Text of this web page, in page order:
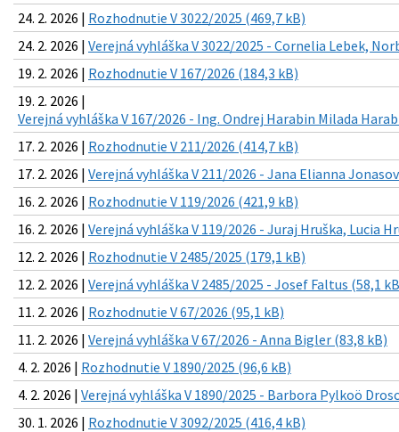
24. 2. 2026 | Rozhodnutie V 3022/2025 (469,7 kB)
24. 2. 2026 | Verejná vyhláška V 3022/2025 - Cornelia Lebek,
19. 2. 2026 | Rozhodnutie V 167/2026 (184,3 kB)
19. 2. 2026 |
Verejná vyhláška V 167/2026 - Ing. Ondrej Harabin Milada
17. 2. 2026 | Rozhodnutie V 211/2026 (414,7 kB)
17. 2. 2026 | Verejná vyhláška V 211/2026 - Jana Elianna
16. 2. 2026 | Rozhodnutie V 119/2026 (421,9 kB)
16. 2. 2026 | Verejná vyhláška V 119/2026 - Juraj Hruška, Lucia
12. 2. 2026 | Rozhodnutie V 2485/2025 (179,1 kB)
12. 2. 2026 | Verejná vyhláška V 2485/2025 - Josef Faltus (58,1
11. 2. 2026 | Rozhodnutie V 67/2026 (95,1 kB)
11. 2. 2026 | Verejná vyhláška V 67/2026 - Anna Bigler (83,8 kB)
4. 2. 2026 | Rozhodnutie V 1890/2025 (96,6 kB)
4. 2. 2026 | Verejná vyhláška V 1890/2025 - Barbora Pylkoö
30. 1. 2026 | Rozhodnutie V 3092/2025 (416,4 kB)